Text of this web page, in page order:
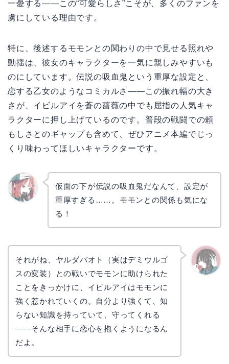
一憂する——この“可愛らしさ”こそが、多くのファンを
虜にしている理由です。
特に、後述するモモンとの関わりの中で見せる照れや
動揺は、彼女のキャラクターを一気に親しみやすいも
のにしています。伝説の吸血鬼という重厚な設定と、
恋する乙女のようなコミカルさ——この振れ幅の大き
さが、イビルアイを蒼の薔薇の中でも屈指の人気キャ
ラクターに押し上げているのです。普段の戦闘での頼
もしさとのギャップも含めて、ぜひアニメ本編でじっ
くり味わってほしいキャラクターです。
仮面の下が伝説の吸血鬼だなんて、設定が
重厚すぎる……。モモンとの関係も気にな
る！
それがね、ヤルダバオト（実はデミウルゴ
スの変装）との戦いでモモンに助けられた
ことをきっかけに、イビルアイはモモンに
強く惹かれていくの。自分より強くて、知
らない知識を持っていて、守ってくれる
——そんな相手に恋心を抱くようになるん
だよ。